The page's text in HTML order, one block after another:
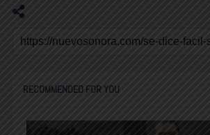
RECOMMENDED FOR YOU